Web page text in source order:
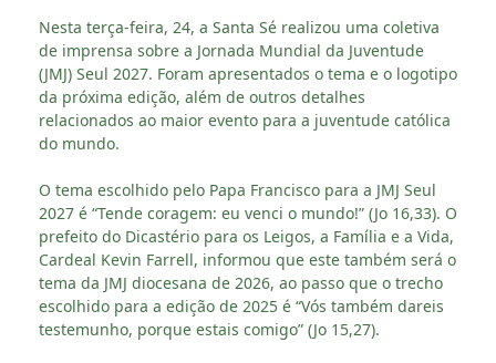
Nesta terça-feira, 24, a Santa Sé realizou uma coletiva
de imprensa sobre a Jornada Mundial da Juventude
(JMJ) Seul 2027. Foram apresentados o tema e o logotipo
da próxima edição, além de outros detalhes
relacionados ao maior evento para a juventude católica
do mundo.
O tema escolhido pelo Papa Francisco para a JMJ Seul
2027 é “Tende coragem: eu venci o mundo!” (Jo 16,33). O
prefeito do Dicastério para os Leigos, a Família e a Vida,
Cardeal Kevin Farrell, informou que este também será o
tema da JMJ diocesana de 2026, ao passo que o trecho
escolhido para a edição de 2025 é “Vós também dareis
testemunho, porque estais comigo” (Jo 15,27).